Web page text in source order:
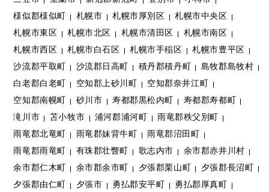
様似郡様似町
札幌市 札幌市厚別区
札幌市中央区
札幌市東区
札幌市北区 札幌市清田区
札幌市南区
札幌市西区
札幌市白石区 札幌市手稲区
札幌市豊平区
沙流郡平取町
沙流郡日高町 積丹郡積丹町
島牧郡島牧村
白老郡白老町
空知郡上砂川町
空知郡奈井江町
空知郡南幌町
砂川市 寿都郡黒松内町
寿都郡寿都町
滝川市
苫小牧市 浦河郡浦河町
雨竜郡秩父別町
雨竜郡北竜町
雨竜郡妹背牛町
雨竜郡沼田町
雨竜郡雨竜町
有珠郡壮瞥町 歌志内市
余市郡赤井川村
余市郡仁木町
余市郡余市町 夕張郡栗山町
夕張郡長沼町
夕張郡由仁町
夕張市 勇払郡安平町
勇払郡厚真町